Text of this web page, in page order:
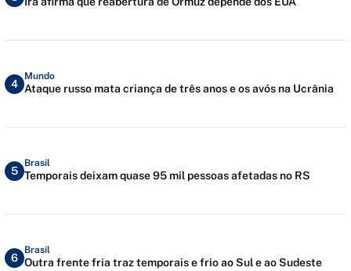
4
Mundo
Ataque russo mata criança de três anos e os avós na Ucrânia
5
Brasil
Temporais deixam quase 95 mil pessoas afetadas no RS
6
Brasil
Outra frente fria traz temporais e frio ao Sul e ao Sudeste